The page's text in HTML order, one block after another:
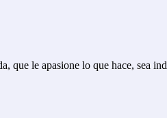
le apasione lo que hace, sea